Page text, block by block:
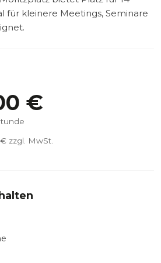
für kleinere Meetings, Seminare
€
€ zzgl. MwSt.